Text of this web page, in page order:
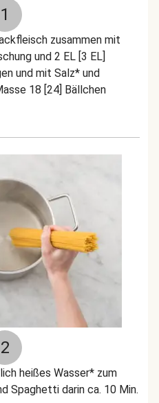
1
zusammen mit
und 2 EL [3 EL]
und mit Salz* und
18 [24] Bällchen
2
heißes Wasser* zum
Spaghetti darin ca. 10 Min.